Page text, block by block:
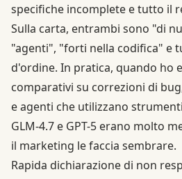
specifiche incomplete e tutto il
Sulla carta, entrambi sono "di
"agenti", "forti nella codifica" e
d'ordine. In pratica, quando ho
comparativi su correzioni di
e agenti che utilizzano
GLM-4.7 e GPT-5 erano molto
il marketing le faccia sembrare.
Rapida dichiarazione di non